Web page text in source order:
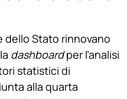
dello Stato rinnovano
dashboardper l’analisi
statistici di
alla quarta